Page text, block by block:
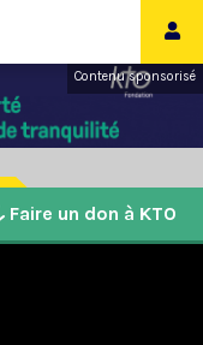
Contenu sponsorisé
Faire un don à KTO